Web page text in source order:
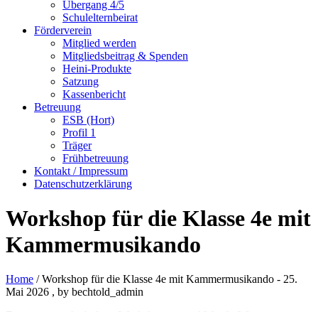
Übergang 4/5
Schulelternbeirat
Förderverein
Mitglied werden
Mitgliedsbeitrag & Spenden
Heini-Produkte
Satzung
Kassenbericht
Betreuung
ESB (Hort)
Profil 1
Träger
Frühbetreuung
Kontakt / Impressum
Datenschutzerklärung
Workshop für die Klasse 4e mit
Kammermusikando
Home / Workshop für die Klasse 4e mit Kammermusikando - 25.
Mai 2026 , by bechtold_admin